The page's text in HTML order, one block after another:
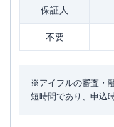
保証人
不要
※アイフルの審査・
短時間であり、申込